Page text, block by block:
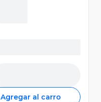
Agregar al carro